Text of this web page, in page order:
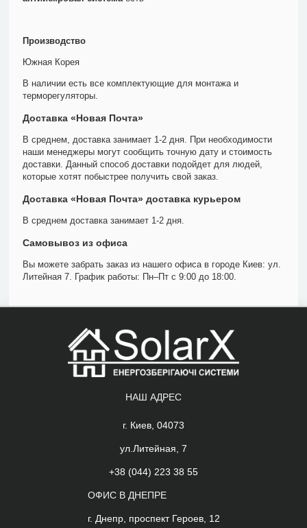
Производство
Южная Корея
В наличии есть все комплектующие для монтажа и
терморегуляторы.
Доставка «Новая Почта»
В среднем, доставка занимает 1-2 дня. При необходимости
наши менеджеры могут сообщить точную дату и стоимость
доставки. Данный способ доставки подойдет для людей,
которые хотят побыстрее получить свой заказ.
Доставка «Новая Почта» доставка курьером
В среднем доставка занимает 1-2 дня.
Самовывоз из офиса
Вы можете забрать заказ из нашего офиса в городе Киев: ул.
Литейная 7. График работы: Пн–Пт с 9:00 до 18:00.
НАШ АДРЕС
г. Киев, 04073
ул.Литейная, 7
+38 (044) 223 38 55
ОФИС В ДНЕПРЕ
г. Днепр, проспект Героев, 12